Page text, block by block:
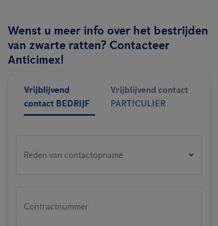
Wenst u meer info over het bestrijden
van zwarte ratten? Contacteer
Anticimex!
Vrijblijvend
contact BEDRIJF
Vrijblijvend contact
PARTICULIER
Reden van contactopname
Contractnummer